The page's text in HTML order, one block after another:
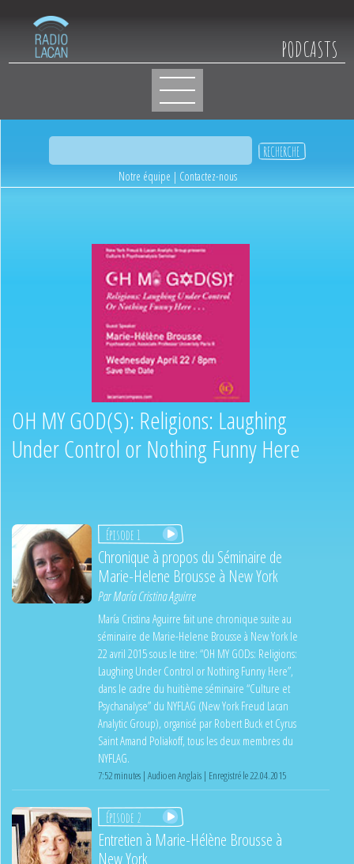
PODCASTS
Notre équipe | Contactez-nous
OH MY GOD(S): Religions: Laughing
Under Control or Nothing Funny Here
Épisode 1
Chronique à propos du Séminaire de
Marie-Helene Brousse à New York
ParMaría Cristina Aguirre
María Cristina Aguirre fait une chronique suite au
séminaire de Marie-Helene Brousse à New York le
22 avril 2015 sous le titre: “OH MY GODs: Religions:
Laughing Under Control or Nothing Funny Here”,
dans le cadre du huitième séminaire “Culture et
Psychanalyse” du NYFLAG (New York Freud Lacan
Analytic Group), organisé par Robert Buck et Cyrus
Saint Amand Poliakoff, tous les deux membres du
NYFLAG.
7:52 minutes | Audio en Anglais | Enregistré le 22.04.2015
Épisode 2
Entretien à Marie-Hélène Brousse à
New York